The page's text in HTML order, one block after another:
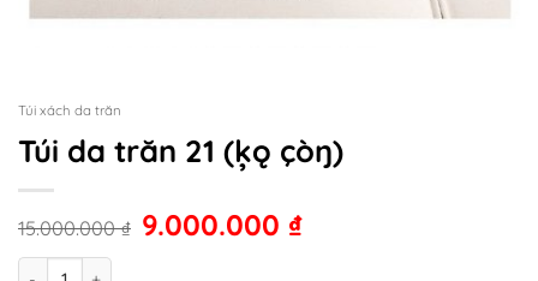
Túi xách da trăn
Túi da trăn 21 (ķǫ çòŋ)
15.000.000₫ 9.000.000 ₫
Túi da trăn 21 (ķǫ çòŋ) số lượng